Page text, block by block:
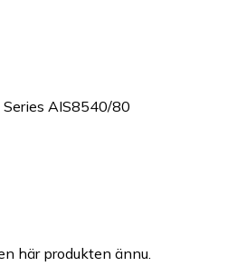
AIS8540/80
här produkten ännu.